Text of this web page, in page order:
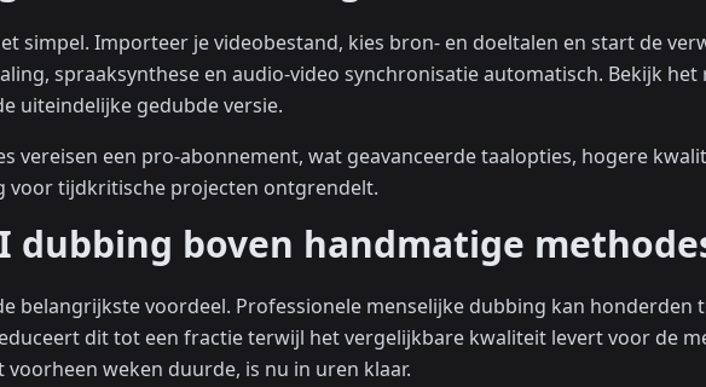
simpel. Importeer je videobestand, kies bron- en doeltalen en start de
spraaksynthese en audio-video synchronisatie automatisch. Bekijk
uiteindelijke gedubde versie.
vereisen een pro-abonnement, wat geavanceerde taalopties, hogere
voor tijdkritische projecten ontgrendelt.
dubbing boven handmatige
belangrijkste voordeel. Professionele menselijke dubbing kan
dit tot een fractie terwijl het vergelijkbare kwaliteit levert voor de
voorheen weken duurde, is nu in uren klaar.